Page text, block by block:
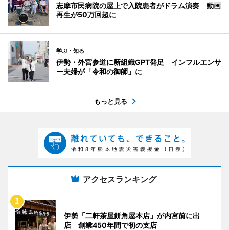
志摩市民病院の屋上で入院患者がドラム演奏 動画
再生が50万回超に
学ぶ・知る
伊勢・外宮参道に新組織GPT発足 インフルエンサ
ー夫婦が「令和の御師」に
もっと見る
アクセスランキング
伊勢「二軒茶屋餅角屋本店」が内宮前に出
店 創業450年間で初の支店